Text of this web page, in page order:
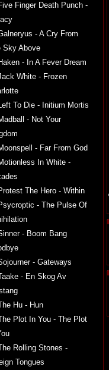
Finger Death Punch -
- A Cry From
Sky Above
- In A Fever Dream
White - Frozen
To Die - Initium Mortis
- Not Your
- Far From God
In White -
The Hero - Within
- The Pulse Of
- Boom Bang
- Gateways
- En Skog Av
Hu - Hun
Plot In You - The Plot
Rolling Stones -
Tongues